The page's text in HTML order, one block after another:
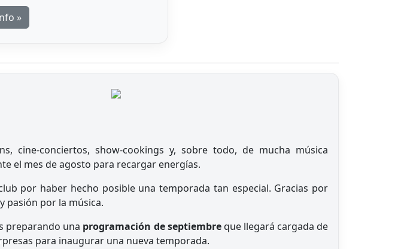
»
cine-conciertos, show-cookings y, sobre todo, de mucha música
el mes de agosto para recargar energías.
por haber hecho posible una temporada tan especial. Gracias por
pasión por la música.
preparando una programación de septiembreque llegará cargada de
para inaugurar una nueva temporada.